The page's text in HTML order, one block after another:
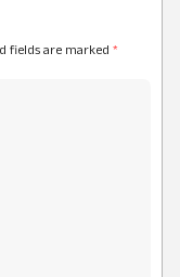
fields are marked*